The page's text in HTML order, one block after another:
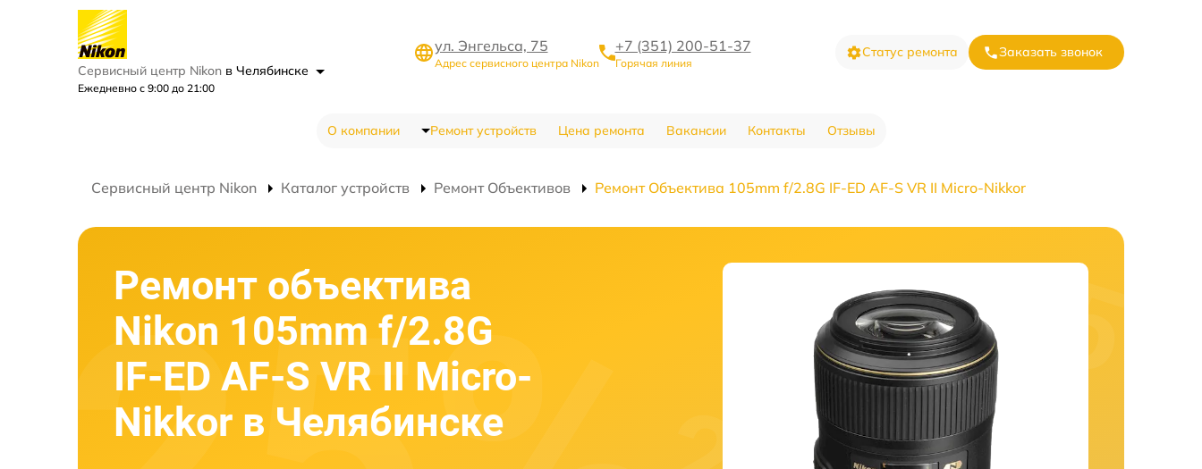
Сервисный центр Nikon в Челябинске
Ежедневно с 9:00 до 21:00
ул. Энгельса, 75
Адрес сервисного центра Nikon
+7 (351) 200-51-37
Горячая линия
Статус ремонта Заказать звонок
О компании Ремонт устройств Цена ремонта Вакансии Контакты Отзывы
Сервисный центр Nikon Каталог устройств Ремонт Объективов Ремонт Объектива 105mm f/2.8G IF-ED AF-S VR II Micro-Nikkor
Ремонт объектива
Nikon 105mm f/2.8G
IF-ED AF-S VR II Micro-
Nikkor в Челябинске